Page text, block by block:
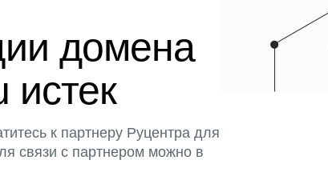
домена
истек
к партнеру Руцентра для
связи с партнером можно в